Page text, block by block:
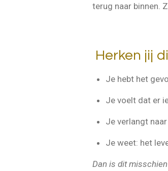
terug naar binnen.
Herken jij
Je hebt het
Je voelt dat er
Je verlangt
Je weet: het
Dan is dit